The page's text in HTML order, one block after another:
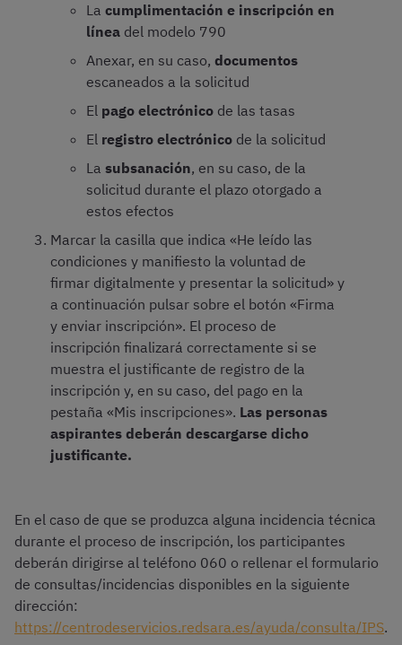
La cumplimentación e inscripción en
línea del modelo 790
Anexar, en su caso, documentos
escaneados a la solicitud
El pago electrónico de las tasas
El registro electrónico de la solicitud
La subsanación, en su caso, de la
solicitud durante el plazo otorgado a
estos efectos
Marcar la casilla que indica «He leído las
condiciones y manifiesto la voluntad de
firmar digitalmente y presentar la solicitud» y
a continuación pulsar sobre el botón «Firma
y enviar inscripción». El proceso de
inscripción finalizará correctamente si se
muestra el justificante de registro de la
inscripción y, en su caso, del pago en la
pestaña «Mis inscripciones». Las personas
aspirantes deberán descargarse dicho
justificante.
En el caso de que se produzca alguna incidencia técnica
durante el proceso de inscripción, los participantes
deberán dirigirse al teléfono 060 o rellenar el formulario
de consultas/incidencias disponibles en la siguiente
dirección:
https://centrodeservicios.redsara.es/ayuda/consulta/IPS.